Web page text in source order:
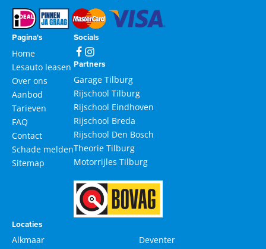
Pagina's
Home
Lesauto leasen
Over ons
Aanbod
Tarieven
FAQ
Contact
Schade melden
Sitemap
Locaties
Alkmaar
Deventer
Partners
Garage Tilburg
Rijschool Tilburg
Rijschool Eindhoven
Rijschool Breda
Rijschool Den Bosch
Theorie Tilburg
Motorrijles Tilburg
Socials